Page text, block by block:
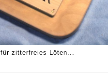
für zitterfreies Löten...